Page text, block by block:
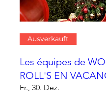
Ausverkauft
Les équipes de
ROLL'S EN
Fr., 30. Dez.